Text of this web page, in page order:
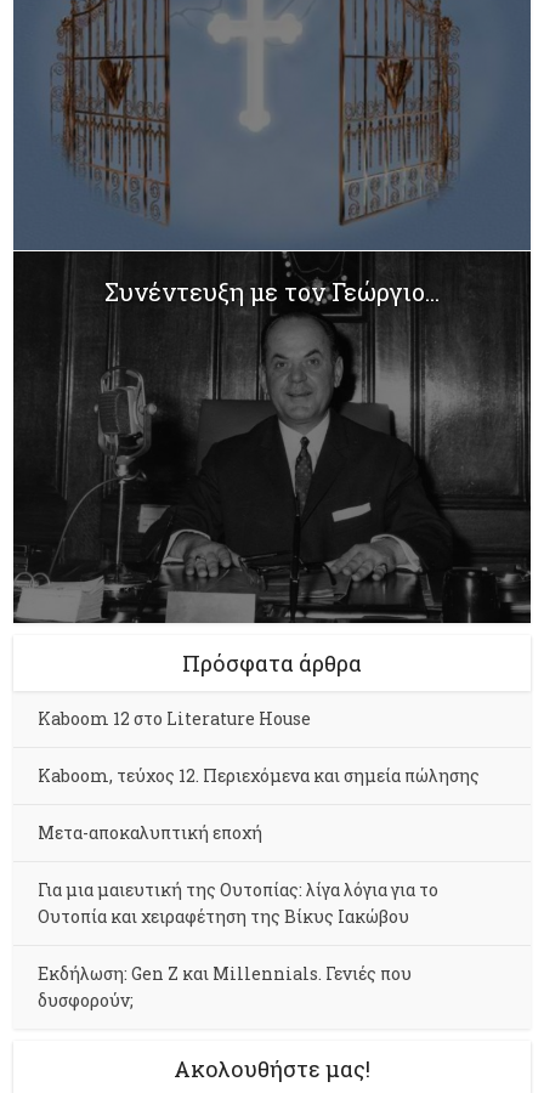
Συνέντευξη με τον Γεώργιο...
Πρόσφατα άρθρα
Kaboom 12 στο Literature House
Kaboom, τεύχος 12. Περιεχόμενα και σημεία πώλησης
Μετα-αποκαλυπτική εποχή
Για μια μαιευτική της Ουτοπίας: λίγα λόγια για το
Ουτοπία και χειραφέτηση της Βίκυς Ιακώβου
Εκδήλωση: Gen Z και Millennials. Γενιές που
δυσφορούν;
Ακολουθήστε μας!